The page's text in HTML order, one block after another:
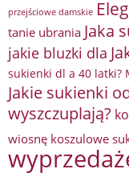
przejściowe damskie
tanie ubrania Jaka
jakie bluzki dla
sukienki dl a 40 latki?
Jakie sukienki
wyszczuplają?
wiosnę koszulowe